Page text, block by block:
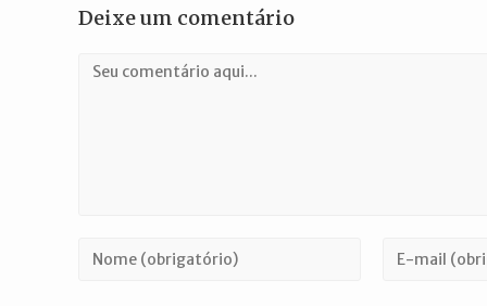
Deixe um comentário
Comentário
Digite
Digite